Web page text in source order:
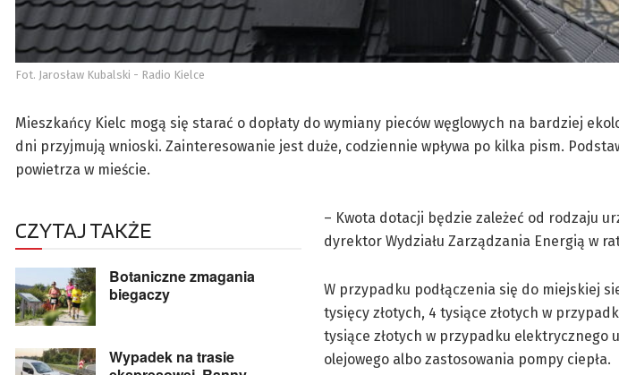
Fot. Jarosław Kubalski - Radio Kielce
Mieszkańcy Kielc mogą się starać o dopłaty do wymiany pieców węglowych na bardziej
dni przyjmują wnioski. Zainteresowanie jest duże, codziennie wpływa po kilka pism.
powietrza w mieście.
CZYTAJ TAKŻE
Botaniczne zmagania
biegaczy
Wypadek na trasie
– Kwota dotacji będzie zależeć od rodzaju
dyrektor Wydziału Zarządzania Energią w
W przypadku podłączenia się do miejskiej
tysięcy złotych, 4 tysiące złotych w
tysiące złotych w przypadku elektrycznego
olejowego albo zastosowania pompy ciepła.